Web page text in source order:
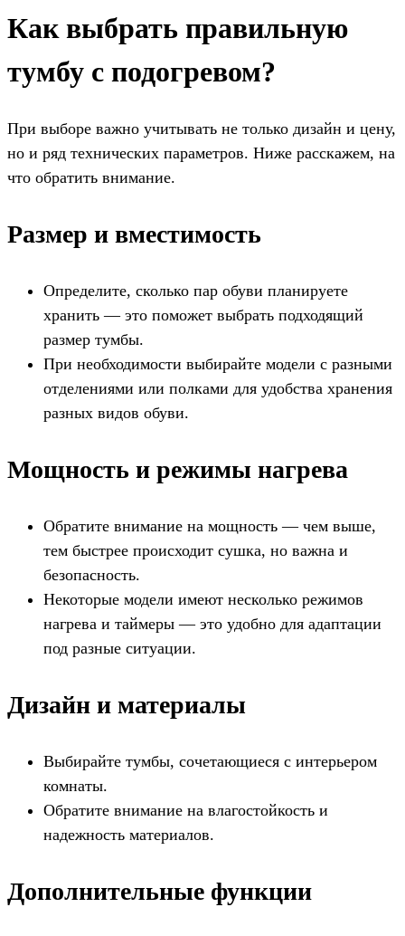
Как выбрать правильную
тумбу с подогревом?
При выборе важно учитывать не только дизайн и цену,
но и ряд технических параметров. Ниже расскажем, на
что обратить внимание.
Размер и вместимость
Определите, сколько пар обуви планируете
хранить — это поможет выбрать подходящий
размер тумбы.
При необходимости выбирайте модели с разными
отделениями или полками для удобства хранения
разных видов обуви.
Мощность и режимы нагрева
Обратите внимание на мощность — чем выше,
тем быстрее происходит сушка, но важна и
безопасность.
Некоторые модели имеют несколько режимов
нагрева и таймеры — это удобно для адаптации
под разные ситуации.
Дизайн и материалы
Выбирайте тумбы, сочетающиеся с интерьером
комнаты.
Обратите внимание на влагостойкость и
надежность материалов.
Дополнительные функции